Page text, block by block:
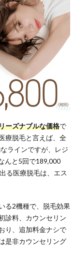
ーズナブルな価格で
療脱毛と言えば、全
ラインですが、レジ
んと5回で189,000
る医療脱毛は、エス
る2機種で、脱毛効果
診料、カウンセリン
り、追加料金ナシで
是非カウンセリング